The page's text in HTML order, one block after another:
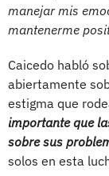
manejar mis
mantenerme
Caicedo habló
abiertamente
estigma que
importante que
sobre sus
solos en esta